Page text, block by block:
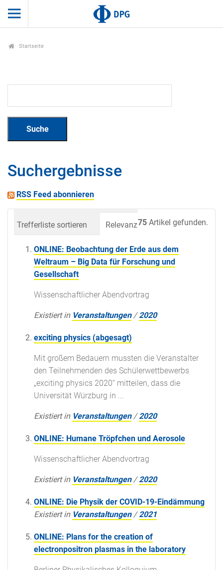
Startseite
Suchergebnisse
RSS Feed abonnieren
75 Artikel gefunden.
Trefferliste sortieren Relevanz Datum
ONLINE: Beobachtung der Erde aus dem
Weltraum – Big Data für Forschung und
Gesellschaft
Wissenschaftlicher Abendvortrag
Existiert in Veranstaltungen /2020
exciting physics (abgesagt)
Mit großem Bedauern mussten die Veranstalter
den Teilnehmenden des Schülerwettbewerbs
„exciting physics 2020“ mitteilen, dass die
Universität Würzburg in ...
Existiert in Veranstaltungen /2020
ONLINE: Humane Tröpfchen und Aerosole
Wissenschaftlicher Abendvortrag
Existiert in Veranstaltungen /2020
ONLINE: Die Physik der COVID-19-Eindämmung
Existiert in Veranstaltungen /2021
ONLINE: Plans for the creation of
electronpositron plasmas in the laboratory